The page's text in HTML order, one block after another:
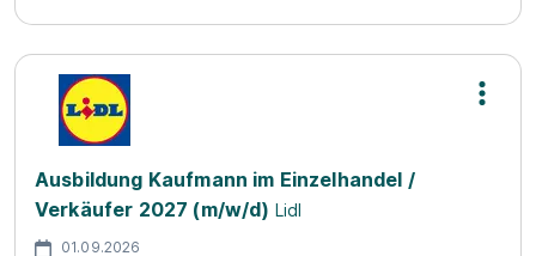
Ausbildung Kaufmann im Einzelhandel /
Verkäufer 2027 (m/w/d) Lidl
01.09.2026